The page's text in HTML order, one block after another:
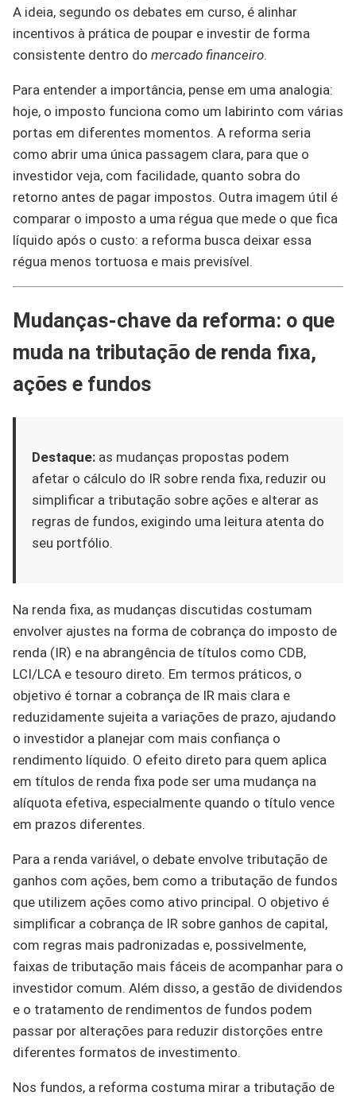
A ideia, segundo os debates em curso, é alinhar
incentivos à prática de poupar e investir de forma
consistente dentro do mercado financeiro.
Para entender a importância, pense em uma analogia:
hoje, o imposto funciona como um labirinto com várias
portas em diferentes momentos. A reforma seria
como abrir uma única passagem clara, para que o
investidor veja, com facilidade, quanto sobra do
retorno antes de pagar impostos. Outra imagem útil é
comparar o imposto a uma régua que mede o que fica
líquido após o custo: a reforma busca deixar essa
régua menos tortuosa e mais previsível.
Mudanças-chave da reforma: o que
muda na tributação de renda fixa,
ações e fundos
Destaque: as mudanças propostas podem
afetar o cálculo do IR sobre renda fixa, reduzir ou
simplificar a tributação sobre ações e alterar as
regras de fundos, exigindo uma leitura atenta do
seu portfólio.
Na renda fixa, as mudanças discutidas costumam
envolver ajustes na forma de cobrança do imposto de
renda (IR) e na abrangência de títulos como CDB,
LCI/LCA e tesouro direto. Em termos práticos, o
objetivo é tornar a cobrança de IR mais clara e
reduzidamente sujeita a variações de prazo, ajudando
o investidor a planejar com mais confiança o
rendimento líquido. O efeito direto para quem aplica
em títulos de renda fixa pode ser uma mudança na
alíquota efetiva, especialmente quando o título vence
em prazos diferentes.
Para a renda variável, o debate envolve tributação de
ganhos com ações, bem como a tributação de fundos
que utilizem ações como ativo principal. O objetivo é
simplificar a cobrança de IR sobre ganhos de capital,
com regras mais padronizadas e, possivelmente,
faixas de tributação mais fáceis de acompanhar para o
investidor comum. Além disso, a gestão de dividendos
e o tratamento de rendimentos de fundos podem
passar por alterações para reduzir distorções entre
diferentes formatos de investimento.
Nos fundos, a reforma costuma mirar a tributação de